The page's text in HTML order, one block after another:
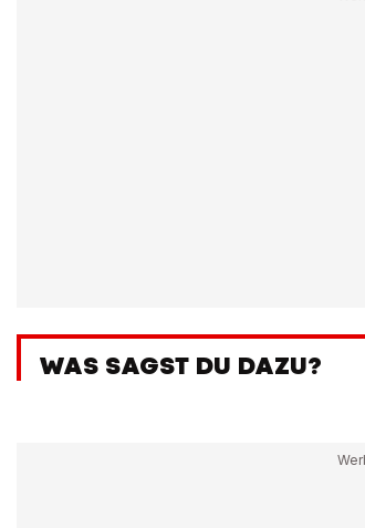
WAS SAGST DU DAZU?